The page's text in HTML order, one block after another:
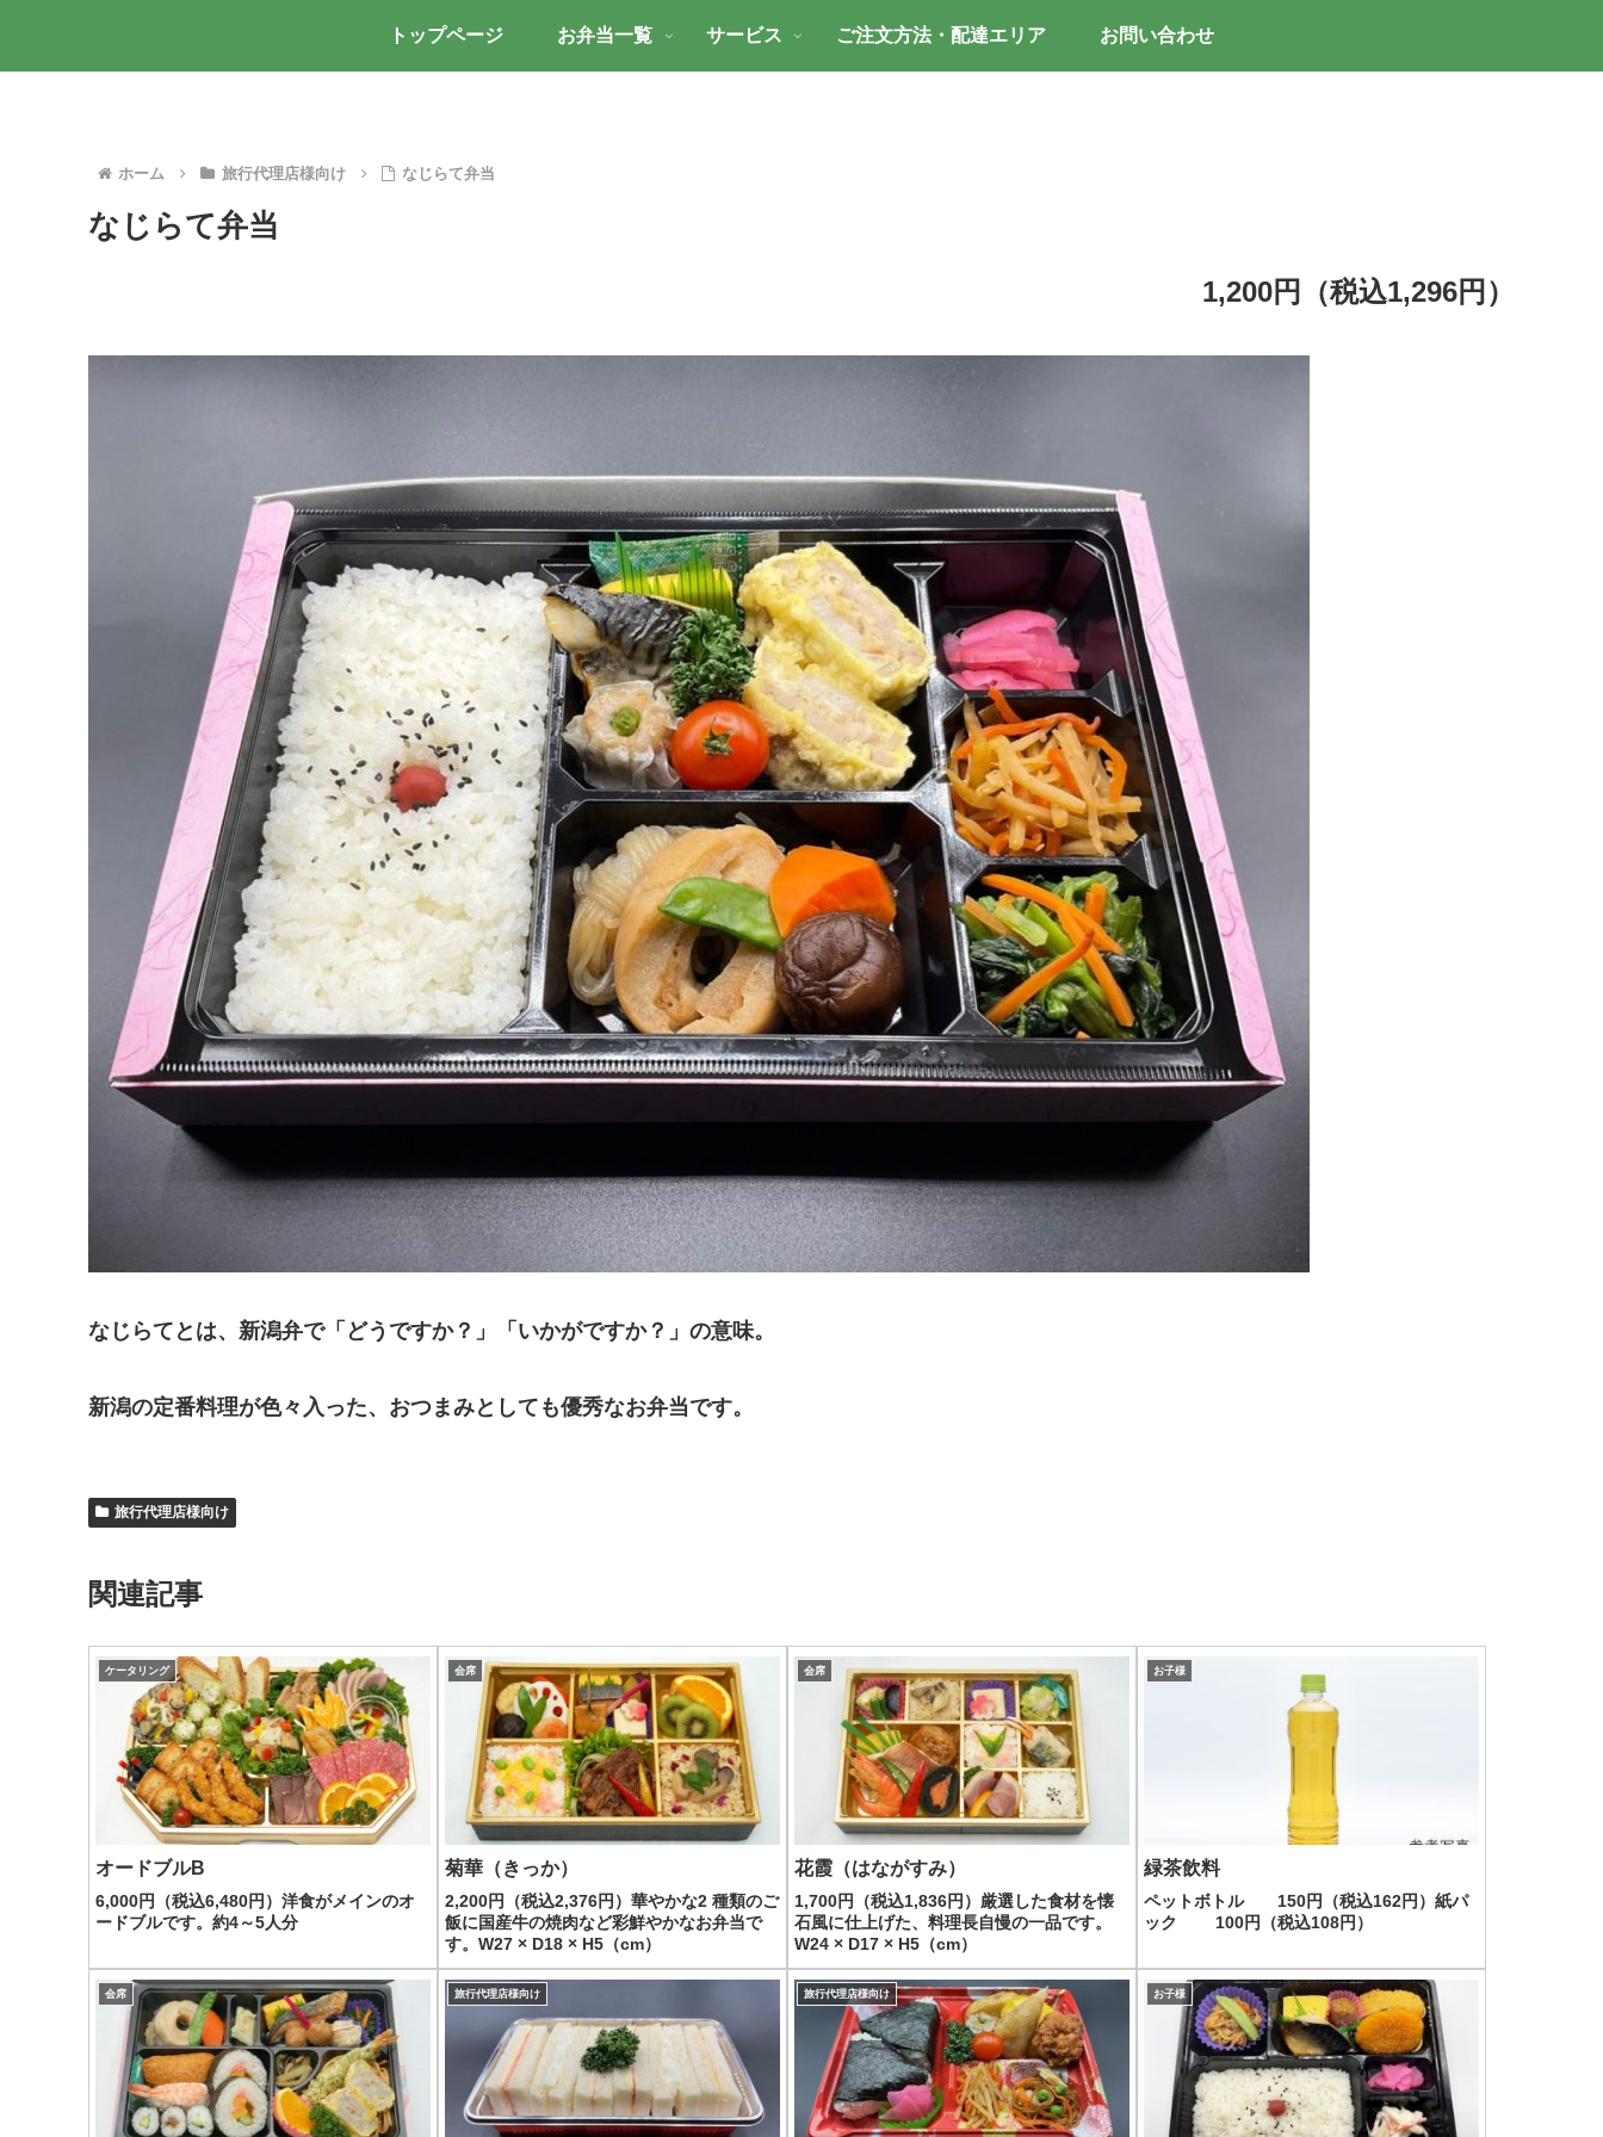
トップページ お弁当一覧 サービス ご注文方法・配達エリア お問い合わせ
ホーム 旅行代理店様向け なじらて弁当
なじらて弁当
1,200円（税込1,296円）
なじらてとは、新潟弁で「どうですか？」「いかがですか？」の意味。
新潟の定番料理が色々入った、おつまみとしても優秀なお弁当です。
旅行代理店様向け
関連記事
ケータリング
オードブルB
6,000円（税込6,480円）洋食がメインのオ
ードブルです。約4～5人分
会席
菊華（きっか）
2,200円（税込2,376円）華やかな2 種類のご
飯に国産牛の焼肉など彩鮮やかなお弁当で
す。W27 × D18 × H5（cm）
会席
花霞（はながすみ）
1,700円（税込1,836円）厳選した食材を懐
石風に仕上げた、料理長自慢の一品です。
W24 × D17 × H5（cm）
お子様
緑茶飲料
ペットボトル 150円（税込162円）紙パ
ック 100円（税込108円）
会席 旅行代理店様向け 旅行代理店様向け お子様